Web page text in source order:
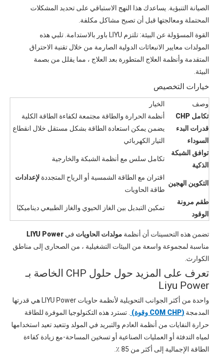
الصيانة التنبؤية. يساعدك هذا النهج الاستباقي على تحديد المشكلات
المحتملة ومعالجتها قبل أن تصبح مشاكل مكلفة.
القوة المسؤولة عن البيئة: تلتزم LIYU باور بالاستدامة. تلبي هذه
المولدات معايير الانبعاثات الدولية الصارمة من خلال تقنية الاحتراق
المتقدمة وأنظمة العلاج المتطورة بعد العلاج ، مما يقلل من بصمة
البيئة.
خيارات التخصيص
وصف
الخيار
تكامل CHP
أنظمة الحرارة والطاقة مجتمعة لكفاءة الطاقة الكلية
قدرات البدء
السوداء
يضمن يمكن استعادة الطاقة بشكل مستقل خلال انقطاع
التيار الكهربائي
توافق الشبكة
الذكية
تكامل سلس مع أنظمة الشبكة والخارجية
التكوين الهجين
اقتران مع الطاقة الشمسية أو الرياح المتجددة لإعدادات
طاقة الحاويات
طقم مرونة
الوقود
تمكين التبديل بين الغاز الحيوي والغاز الطبيعي ديناميكيًا
تضمن هذه التحسينات أن أنظمة مولدات الحاويات في LIYU Power
مناسبة لمجموعة واسعة من البيئات التشغيلية ، من الصحارى إلى مناطق
الكوارث.
تعرف على المزيد حول حلول CHP الخاصة بـ
Liyu Power
واحدة من أكثر الجوانب التحويلية لأنظمة حاويات LIYU Power هي قدرتها
المدمجة (COM CHP وقوة)
. تسترد هذه التكنولوجيا الموفرة للطاقة
حرارة النفايات من أنظمة العادم والتبريد في المولد وتتعيد تعيد استخدامها
لمياه التدفئة أو العمليات الصناعية أو تسخين المساحة-مع زيادة كفاءة
الطاقة الإجمالية إلى أكثر من 85 ٪.